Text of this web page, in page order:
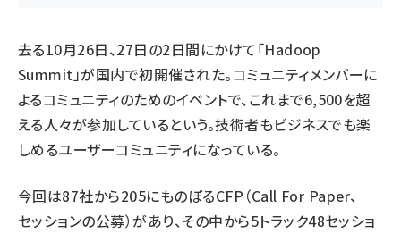
去る10月26日、27日の2日間にかけて「Hadoop
Summit」が国内で初開催された。コミュニティメンバーに
よるコミュニティのためのイベントで、これまで6,500を超
える人々が参加しているという。技術者もビジネスでも楽
しめるユーザーコミュニティになっている。
今回は87社から205にものぼるCFP（Call For Paper、
セッションの公募）があり、その中から5トラック48セッショ